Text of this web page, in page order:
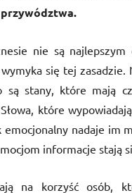
nie są
się tej
są stany, które mają
które
emocjonalny nadaje im
informacje stają
na korzyść osób,